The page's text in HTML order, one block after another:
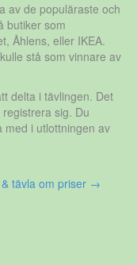
av de populäraste och
butiker som
Åhlens, eller IKEA.
stå som vinnare av
delta i tävlingen. Det
sig. Du
med i utlottningen av
tävla om priser →